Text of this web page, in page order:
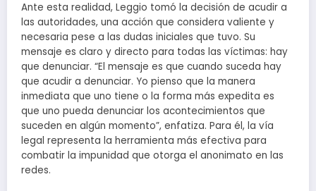
Ante esta realidad, Leggio tomó la decisión de acudir a
las autoridades, una acción que considera valiente y
necesaria pese a las dudas iniciales que tuvo. Su
mensaje es claro y directo para todas las víctimas: hay
que denunciar. “El mensaje es que cuando suceda hay
que acudir a denunciar. Yo pienso que la manera
inmediata que uno tiene o la forma más expedita es
que uno pueda denunciar los acontecimientos que
suceden en algún momento”, enfatiza. Para él, la vía
legal representa la herramienta más efectiva para
combatir la impunidad que otorga el anonimato en las
redes.